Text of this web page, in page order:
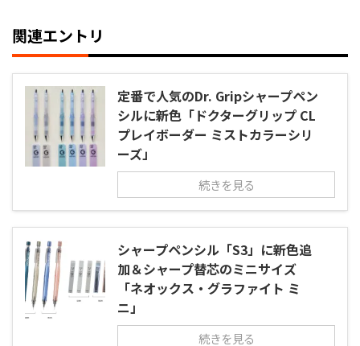
関連エントリ
定番で人気のDr. Gripシャープペン
シルに新色「ドクターグリップ CL
プレイボーダー ミストカラーシリ
ーズ」
続きを見る
シャープペンシル「S3」に新色追
加＆シャープ替芯のミニサイズ
「ネオックス・グラファイト ミ
ニ」
続きを見る